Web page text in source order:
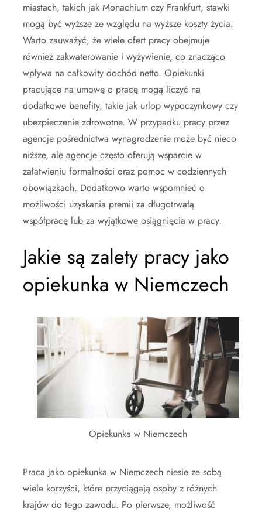
miastach, takich jak Monachium czy Frankfurt, stawki
mogą być wyższe ze względu na wyższe koszty życia.
Warto zauważyć, że wiele ofert pracy obejmuje
również zakwaterowanie i wyżywienie, co znacząco
wpływa na całkowity dochód netto. Opiekunki
pracujące na umowę o pracę mogą liczyć na
dodatkowe benefity, takie jak urlop wypoczynkowy czy
ubezpieczenie zdrowotne. W przypadku pracy przez
agencje pośrednictwa wynagrodzenie może być nieco
niższe, ale agencje często oferują wsparcie w
załatwieniu formalności oraz pomoc w codziennych
obowiązkach. Dodatkowo warto wspomnieć o
możliwości uzyskania premii za długotrwałą
współpracę lub za wyjątkowe osiągnięcia w pracy.
Jakie są zalety pracy jako
opiekunka w Niemczech
Opiekunka w Niemczech
Praca jako opiekunka w Niemczech niesie ze sobą
wiele korzyści, które przyciągają osoby z różnych
krajów do tego zawodu. Po pierwsze, możliwość